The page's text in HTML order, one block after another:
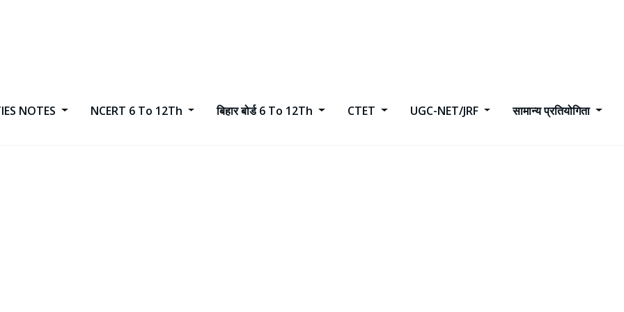
NOTES NCERT 6 To 12Th बिहार बोर्ड 6 To 12Th CTET UGC-NET/JRF सामान्य प्रतियोगिता